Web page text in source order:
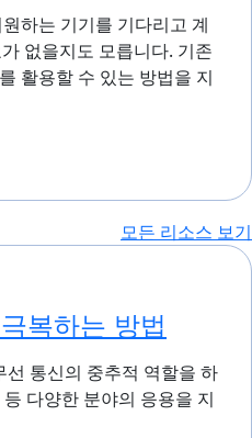
하는 기기를 기다리고 계
없을지도 모릅니다. 기존
활용할 수 있는 방법을 지
모든 리소스 보기
복하는 방법
선 통신의 중추적 역할을 하
다양한 분야의 응용을 지